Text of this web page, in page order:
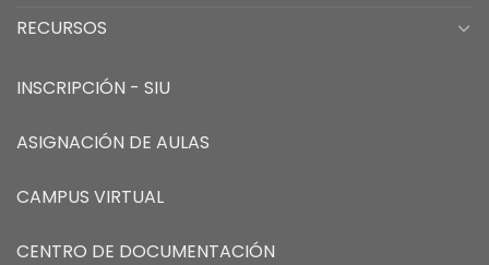
RECURSOS
INSCRIPCIÓN - SIU
ASIGNACIÓN DE AULAS
CAMPUS VIRTUAL
CENTRO DE DOCUMENTACIÓN